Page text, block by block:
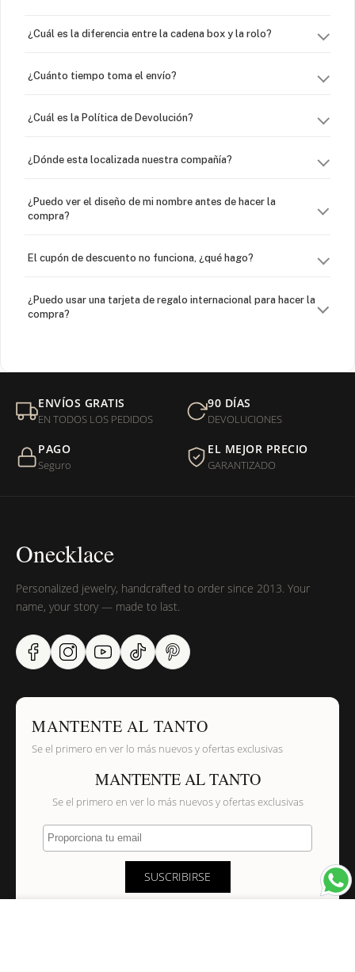
¿Cuál es la diferencia entre la cadena box y la rolo?
¿Cuánto tiempo toma el envío?
¿Cuál es la Política de Devolución?
¿Dónde esta localizada nuestra compañía?
¿Puedo ver el diseño de mi nombre antes de hacer la
compra?
El cupón de descuento no funciona, ¿qué hago?
¿Puedo usar una tarjeta de regalo internacional para hacer la
compra?
Mi orden fue devuelta por USPS, ¿qué hago para que sea
entregada?
¿Sus productos son libres de níquel?
ENVÍOS GRATIS
EN TODOS LOS PEDIDOS
90 DÍAS
DEVOLUCIONES
PAGO
Seguro
EL MEJOR PRECIO
GARANTIZADO
Onecklace
Personalized jewelry, handcrafted to order since 2013. Your
name, your story — made to last.
MANTENTE AL TANTO
Se el primero en ver lo más nuevos y ofertas exclusivas
MANTENTE AL TANTO
Se el primero en ver lo más nuevos y ofertas exclusivas
Proporciona tu email
SUSCRIBIRSE